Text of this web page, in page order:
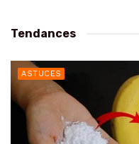
Tendances
ASTUCES